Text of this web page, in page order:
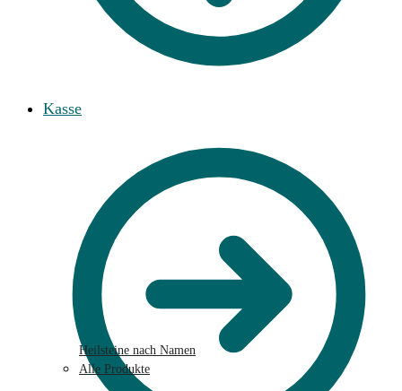
Kasse
Heilsteine nach Namen
Alle Produkte